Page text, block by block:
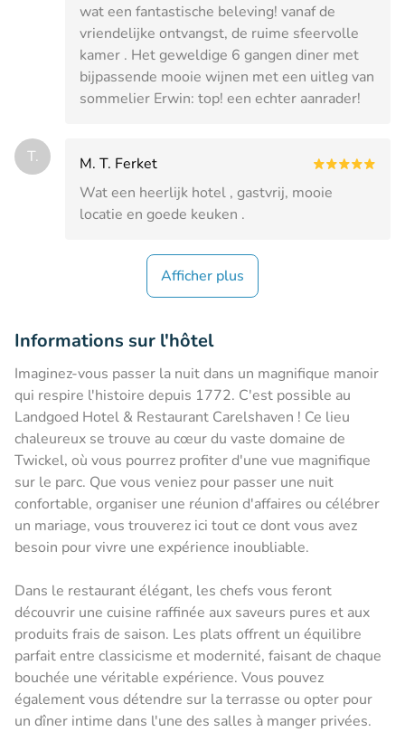
wat een fantastische beleving! vanaf de
vriendelijke ontvangst, de ruime sfeervolle
kamer . Het geweldige 6 gangen diner met
bijpassende mooie wijnen met een uitleg van
sommelier Erwin: top! een echter aanrader!
T.
M. T. Ferket
Wat een heerlijk hotel , gastvrij, mooie
locatie en goede keuken .
Afficher plus
Informations sur l'hôtel
Imaginez-vous passer la nuit dans un magnifique manoir
qui respire l'histoire depuis 1772. C'est possible au
Landgoed Hotel & Restaurant Carelshaven ! Ce lieu
chaleureux se trouve au cœur du vaste domaine de
Twickel, où vous pourrez profiter d'une vue magnifique
sur le parc. Que vous veniez pour passer une nuit
confortable, organiser une réunion d'affaires ou célébrer
un mariage, vous trouverez ici tout ce dont vous avez
besoin pour vivre une expérience inoubliable.
Dans le restaurant élégant, les chefs vous feront
découvrir une cuisine raffinée aux saveurs pures et aux
produits frais de saison. Les plats offrent un équilibre
parfait entre classicisme et modernité, faisant de chaque
bouchée une véritable expérience. Vous pouvez
également vous détendre sur la terrasse ou opter pour
un dîner intime dans l'une des salles à manger privées.